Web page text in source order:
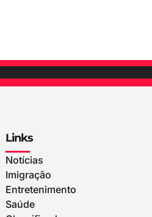
Links
Notícias
Imigração
Entretenimento
Saúde